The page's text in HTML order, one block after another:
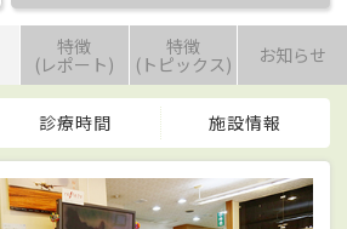
特徴
(レポート)
特徴
(トピックス) お知らせ
診療時間 施設情報